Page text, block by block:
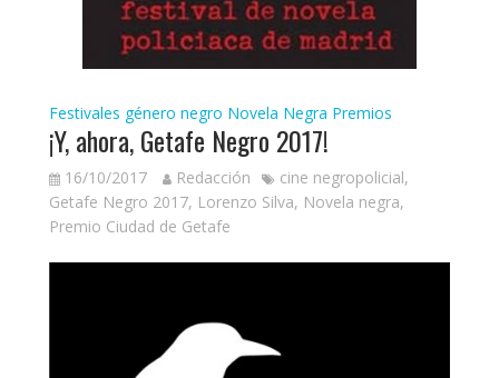
Festivales género negro Novela Negra Premios
¡Y, ahora, Getafe Negro 2017!
16/10/2017 Redacción cine negropolicial,
Getafe Negro 2017, Lorenzo Silva, Novela negra,
Premio Ciudad de Getafe